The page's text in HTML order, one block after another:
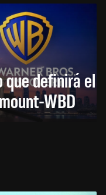
que definirá el
WBD